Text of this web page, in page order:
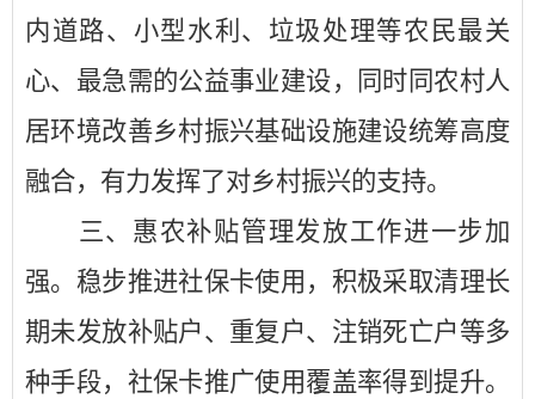
内道路、小型水利、垃圾处理等农民最关
心、最急需的公益事业建设，同时同农村人
居环境改善乡村振兴基础设施建设统筹高度
融合，有力发挥了对乡村振兴的支持。
三、惠农补贴管理发放工作进一步加
强。稳步推进社保卡使用，积极采取清理长
期未发放补贴户、重复户、注销死亡户等多
种手段，社保卡推广使用覆盖率得到提升。